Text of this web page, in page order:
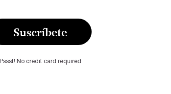
Suscríbete
Pssst! No credit card required